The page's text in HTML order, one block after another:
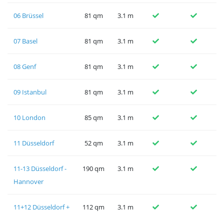
06 Brüssel 81 qm 3.1 m
07 Basel 81 qm 3.1 m
08 Genf 81 qm 3.1 m
09 Istanbul 81 qm 3.1 m
10 London 85 qm 3.1 m
11 Düsseldorf 52 qm 3.1 m
11-13 Düsseldorf -
Hannover
190 qm 3.1 m
11+12 Düsseldorf +
112 qm 3.1 m